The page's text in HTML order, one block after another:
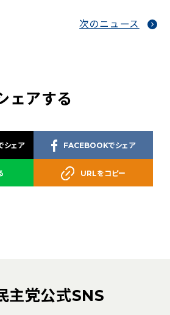
次のニュース
ェアする
シェア FACEBOOKでシェア
URLをコピー
主党公式SNS